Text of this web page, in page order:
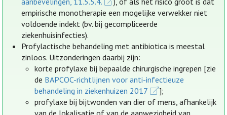
empirische monotherapie een mogelijke verwekker niet
voldoende indekt (bv. bij gecompliceerde
ziekenhuisinfecties).
Profylactische behandeling met antibiotica is meestal
zinloos. Uitzonderingen daarbij zijn:
korte profylaxe bij bepaalde chirurgische ingrepen [zie
de BAPCOC-richtlijnen voor anti-infectieuze
behandeling in ziekenhuizen 2017
];
profylaxe bij bijtwonden van dier of mens, afhankelijk